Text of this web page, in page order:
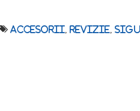
accesorii revizie